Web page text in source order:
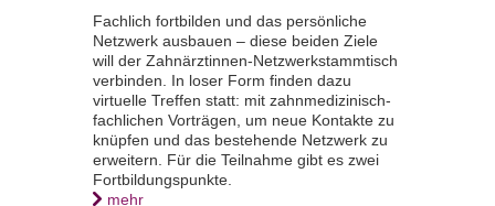
Fachlich fortbilden und das persönliche
Netzwerk ausbauen – diese beiden Ziele
will der Zahnärztinnen-Netzwerkstammtisch
verbinden. In loser Form finden dazu
virtuelle Treffen statt: mit zahnmedizinisch-
fachlichen Vorträgen, um neue Kontakte zu
knüpfen und das bestehende Netzwerk zu
erweitern. Für die Teilnahme gibt es zwei
Fortbildungspunkte.
mehr